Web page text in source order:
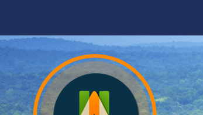
contenido